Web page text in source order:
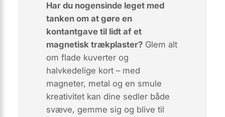
Har du nogensinde leget med
tanken om at gøre en
kontantgave til lidt af et
magnetisktrækplaster?Glem alt
om flade kuverter og
halvkedelige kort – med
magneter, metal og en smule
kreativitet kan dine sedler både
svæve, gemme sig og blive til